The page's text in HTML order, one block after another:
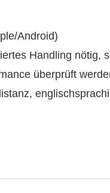
Android)
Handling nötig,
überprüft